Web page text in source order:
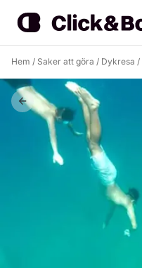
Hem / Saker att göra / Dykresa /